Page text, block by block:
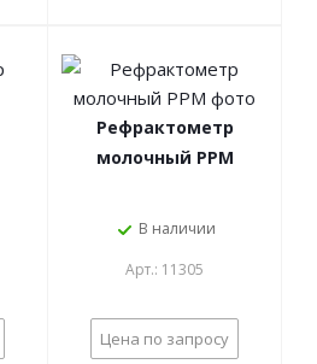
Рефрактометр
молочный РРМ
В наличии
Арт.: 11305
Цена по запросу